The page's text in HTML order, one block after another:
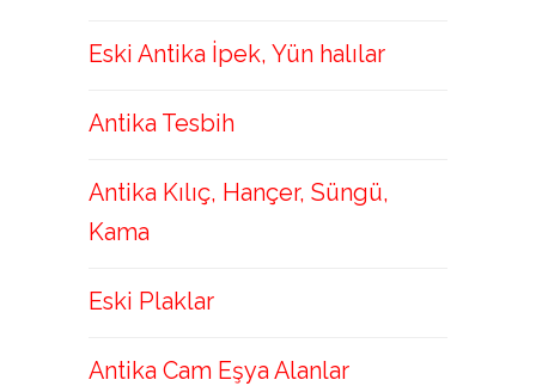
Eski Antika İpek, Yün halılar
Antika Tesbih
Antika Kılıç, Hançer, Süngü,
Kama
Eski Plaklar
Antika Cam Eşya Alanlar